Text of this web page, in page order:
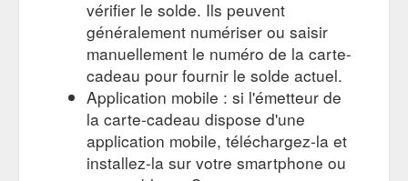
vérifier le solde. Ils peuvent
généralement numériser ou saisir
manuellement le numéro de la carte-
cadeau pour fournir le solde actuel.
Application mobile : si l'émetteur de
la carte-cadeau dispose d'une
application mobile, téléchargez-la et
installez-la sur votre smartphone ou